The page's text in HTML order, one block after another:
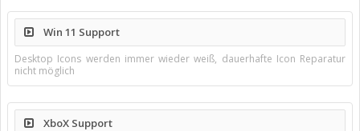
Win 11 Support
Desktop Icons werden immer wieder weiß, dauerhafte Icon Reparatur
nicht möglich
XboX Support